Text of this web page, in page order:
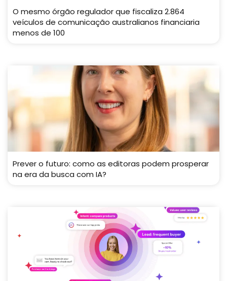
O mesmo órgão regulador que fiscaliza 2.864
veículos de comunicação australianos financiaria
menos de 100
Prever o futuro: como as editoras podem prosperar
na era da busca com IA?